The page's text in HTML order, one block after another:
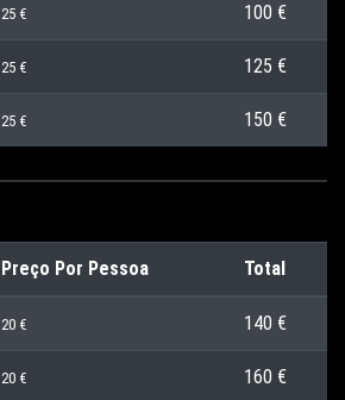
25 € 100 €
25 € 125 €
25 € 150 €
Preço Por Pessoa Total
20 € 140 €
20 € 160 €